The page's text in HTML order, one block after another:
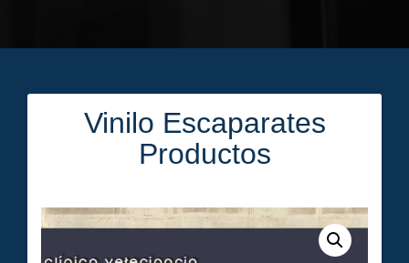
Vinilo Escaparates
Productos
Navegación